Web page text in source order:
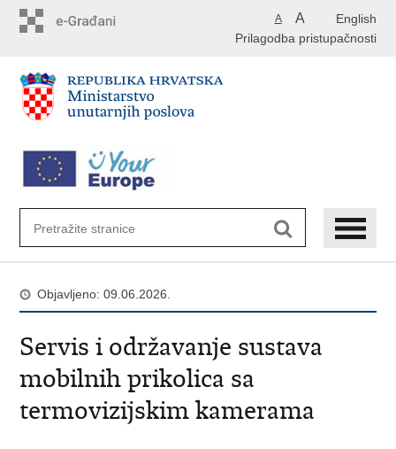
English
A A
Prilagodba pristupačnosti
Objavljeno: 09.06.2026.
Servis i održavanje sustava
mobilnih prikolica sa
termovizijskim kamerama